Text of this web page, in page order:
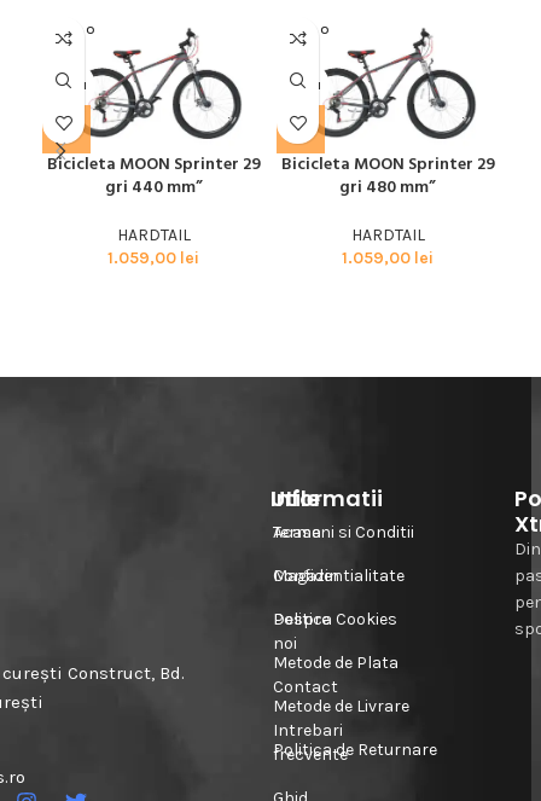
SOLD O
UT
MOON
Bicicleta MOON Sprinter 29
gri 440 mm”
HARDTAIL
1.059,00 lei
SOLD O
UT
MOON
Bicicleta MOON Sprinter 29
gri 480 mm”
HARDTAIL
1.059,00 lei
Construct, Bd.
Informatii
Acasa
Magazin
Despre
noi
Contact
Intrebari
frecvente
Utile
Termeni si Conditii
Confidentialitate
Politica Cookies
Metode de Plata
Metode de Livrare
Politica de Returnare
Din